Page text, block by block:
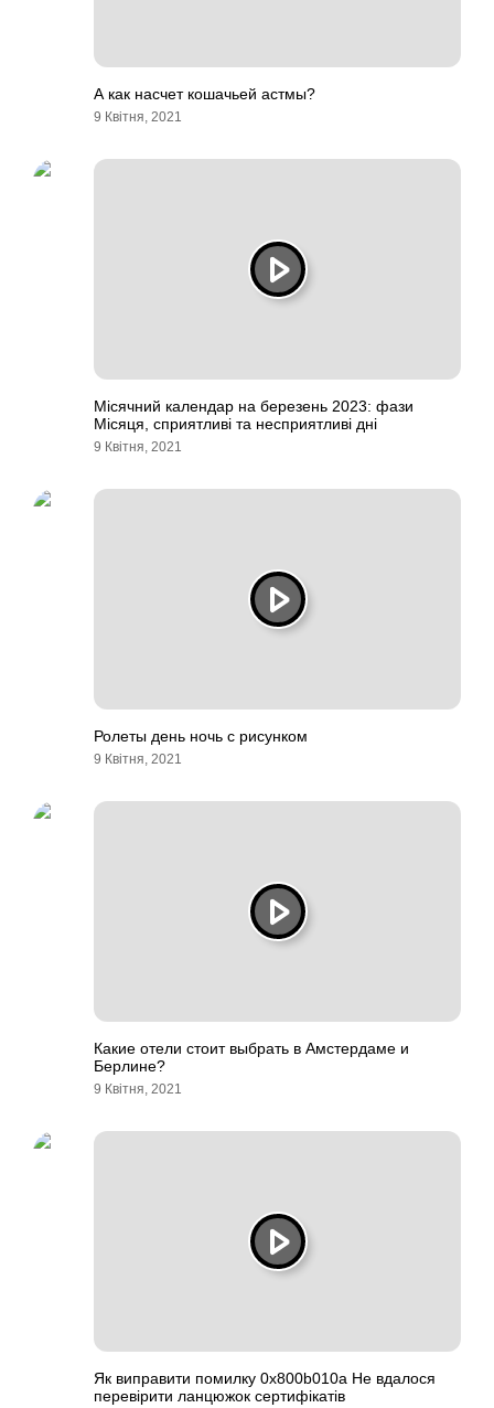
А как насчет кошачьей астмы?
9 Квітня, 2021
Місячний календар на березень 2023: фази
Місяця, сприятливі та несприятливі дні
9 Квітня, 2021
Ролеты день ночь с рисунком
9 Квітня, 2021
Какие отели стоит выбрать в Амстердаме и
Берлине?
9 Квітня, 2021
Як виправити помилку 0x800b010a Не вдалося
перевірити ланцюжок сертифікатів